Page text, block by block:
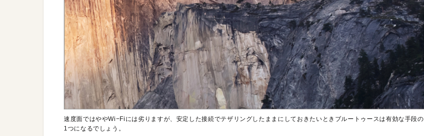
速度面ではややWi−Fiには劣りますが、安定した接続でテザリングしたままにしておきたいときブルートゥースは有効な手段の
1つになるでしょう。